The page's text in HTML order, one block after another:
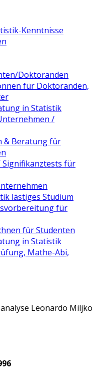
Kenntnisse
Doktoranden
für Doktoranden,
in Statistik
/
& Beratung für
für
lästiges Studium
für
für Studenten
in Statistik
Mathe-Abi,
Leonardo Miljko